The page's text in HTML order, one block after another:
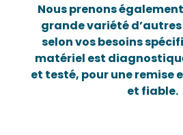
Nous prenons
grande variété
selon vos besoins
matériel est
et testé, pour une remise
et fiable.